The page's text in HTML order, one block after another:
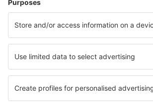
Hoteluri în Florenţa
Hoteluri în Palermo Hoteluri în Napoli
Hoteluri în Capannori Hoteluri în Torino
Hoteluri în San Vito lo Capo Hoteluri în